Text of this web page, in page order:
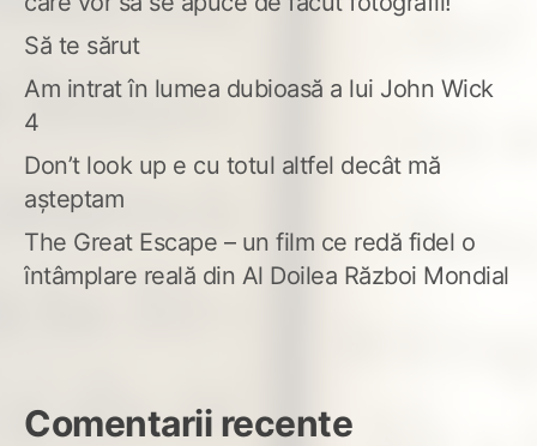
Să te sărut
Am intrat în lumea dubioasă a lui John Wick
4
Don’t look up e cu totul altfel decât mă
așteptam
The Great Escape – un film ce redă fidel o
întâmplare reală din Al Doilea Război Mondial
Comentarii recente